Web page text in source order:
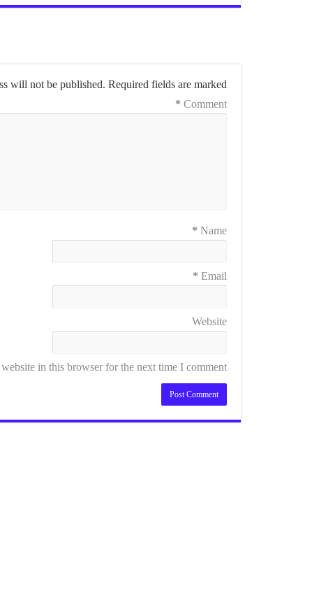
will not be published. Required fields are marked
Comment
*
Name
*
Email
*
Website
in this browser for the next time I comment.